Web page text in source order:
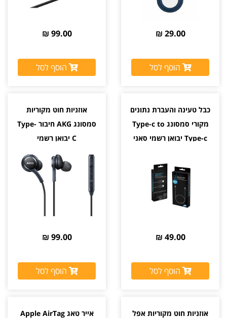
29.00 ₪
הוסף לסל
99.00 ₪
הוסף לסל
כבל טעינה והעברת נתונים
מקורי סמסונג Type-c to
Type-c יבואן רשמי סאני
49.00 ₪
הוסף לסל
אוזניות חוט מקוריות
סמסונג AKG חיבור Type-
C יבואן רשמי
99.00 ₪
הוסף לסל
אוזניות חוט מקוריות אפל
אייר טאג Apple AirTag